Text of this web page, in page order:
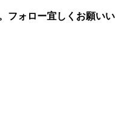
フォロー宜しくお願いい